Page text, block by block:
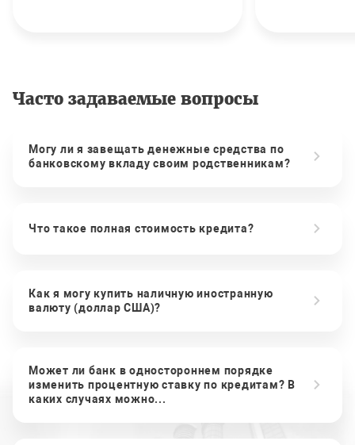
Часто задаваемые вопросы
Могу ли я завещать денежные средства по
банковскому вкладу своим родственникам?
Что такое полная стоимость кредита?
Как я могу купить наличную иностранную
валюту (доллар США)?
Может ли банк в одностороннем порядке
изменить процентную ставку по кредитам? В
каких случаях можно...